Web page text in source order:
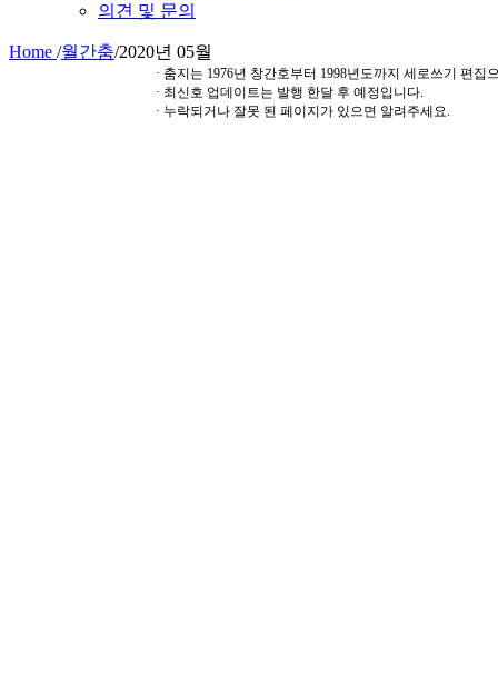
의견 및 문의
Home /월간춤/2020년 05월
· 춤지는 1976년 창간호부터 1998년도까지 세로쓰기 편집
· 최신호 업데이트는 발행 한달 후 예정입니다.
· 누락되거나 잘못 된 페이지가 있으면 알려주세요.